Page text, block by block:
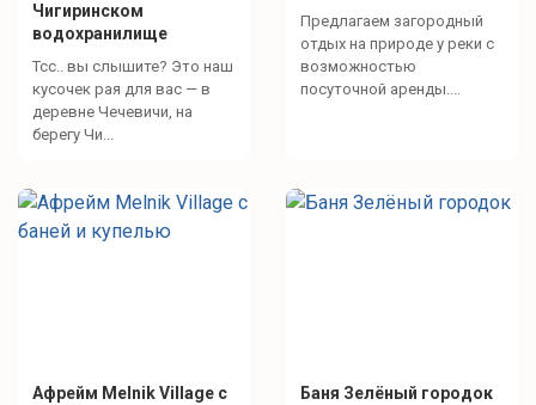
Чигиринском
водохранилище
Тсс.. вы слышите? Это наш
кусочек рая для вас — в
деревне Чечевичи, на
берегу Чи...
Предлагаем загородный
отдых на природе у реки с
возможностью
посуточной аренды....
Афрейм Melnik Village с
Баня Зелёный городок